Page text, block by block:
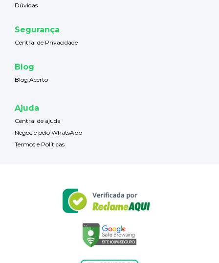
Dúvidas
Segurança
Central de Privacidade
Blog
Blog Acerto
Ajuda
Central de ajuda
Negocie pelo WhatsApp
Termos e Políticas